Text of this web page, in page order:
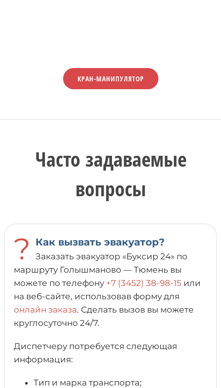
КРАН-МАНИПУЛЯТОР
Часто задаваемые
вопросы
? Как вызвать эвакуатор?
Заказать эвакуатор «Буксир 24» по
маршруту Голышманово — Тюмень вы
можете по телефону +7 (3452) 38-98-15 или
на веб-сайте, использовав форму для
онлайн заказа. Сделать вызов вы можете
круглосуточно 24/7.
Диспетчеру потребуется следующая
информация:
Тип и марка транспорта;